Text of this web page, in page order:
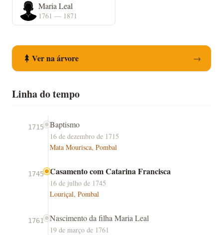
Maria Leal
1761 — 1871
Ver na árvore →
Linha do tempo
1715 Baptismo
16 de dezembro de 1715
Mata Mourisca, Pombal
1745 Casamento com Catarina Francisca
16 de julho de 1745
Louriçal, Pombal
1761 Nascimento da filha Maria Leal
19 de março de 1761